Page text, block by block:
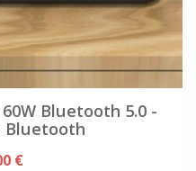
Bluetooth 5.0 -
€